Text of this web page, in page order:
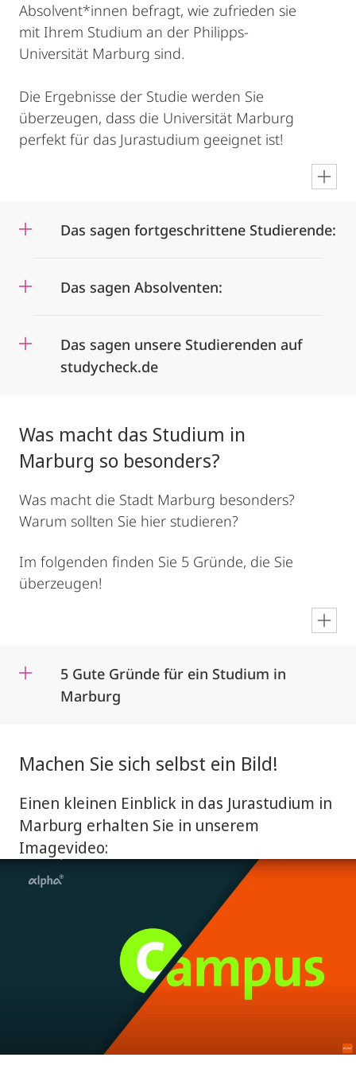
Absolvent*innen befragt, wie zufrieden sie
mit Ihrem Studium an der Philipps-
Universität Marburg sind.
Die Ergebnisse der Studie werden Sie
überzeugen, dass die Universität Marburg
perfekt für das Jurastudium geeignet ist!
Das sagen fortgeschrittene Studierende:
Das sagen Absolventen:
Das sagen unsere Studierenden auf
studycheck.de
Was macht das Studium in
Marburg so besonders?
Was macht die Stadt Marburg besonders?
Warum sollten Sie hier studieren?
Im folgenden finden Sie 5 Gründe, die Sie
überzeugen!
5 Gute Gründe für ein Studium in
Marburg
Machen Sie sich selbst ein Bild!
Einen kleinen Einblick in das Jurastudium in
Marburg erhalten Sie in unserem
Imagevideo: